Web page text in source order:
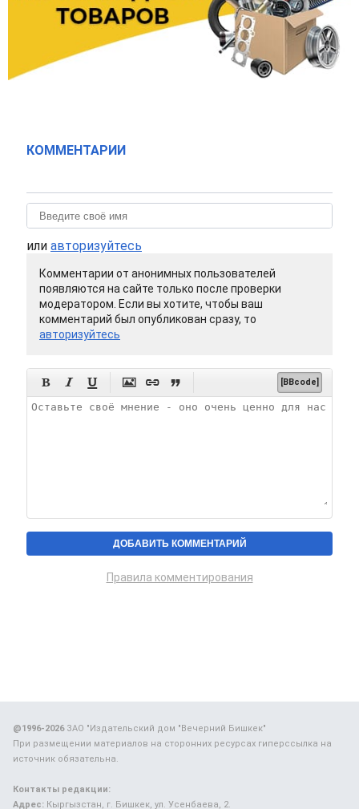
КОММЕНТАРИИ
или авторизуйтесь
Комментарии от анонимных пользователей
появляются на сайте только после проверки
модератором. Если вы хотите, чтобы ваш
комментарий был опубликован сразу, то
авторизуйтесь
      [BBcode]
Правила комментирования
@1996-2026ЗАО "Издательский дом "Вечерний Бишкек"
При размещении материалов на сторонних ресурсах гиперссылка на
источник обязательна.
Контакты редакции:
Адрес: Кыргызстан, г. Бишкек, ул. Усенбаева, 2.